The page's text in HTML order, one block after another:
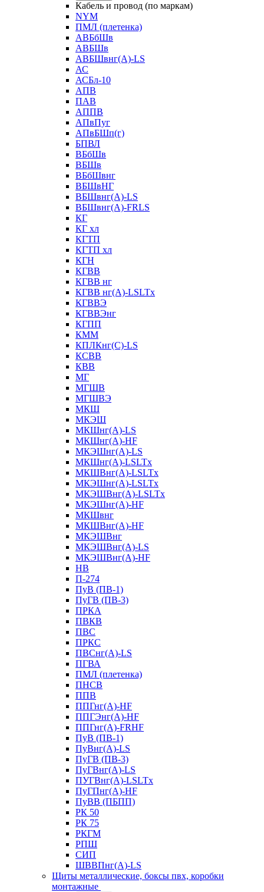
Кабель и провод (по маркам)
NYM
ПМЛ (плетенка)
АВБбШв
АВБШв
АВБШвнг(А)-LS
АС
АСБл-10
АПВ
ПАВ
АППВ
АПвПуг
АПвБШп(г)
БПВЛ
ВБбШв
ВБШв
ВБбШвнг
ВБШвНГ
ВБШвнг(А)-LS
ВБШвнг(А)-FRLS
КГ
КГ хл
КГТП
КГТП хл
КГН
КГВВ
КГВВ нг
КГВВ нг(А)-LSLTx
КГВВЭ
КГВВЭнг
КГПП
КММ
КПЛКнг(C)-LS
КСВВ
КВВ
МГ
МГШВ
МГШВЭ
МКШ
МКЭШ
МКШнг(А)-LS
МКШнг(А)-HF
МКЭШнг(А)-LS
МКШнг(А)-LSLTx
МКШВнг(A)-LSLTx
МКЭШнг(А)-LSLTx
МКЭШВнг(A)-LSLTx
МКЭШнг(А)-HF
МКШвнг
МКШВнг(А)-HF
МКЭШВнг
МКЭШВнг(А)-LS
МКЭШВнг(А)-HF
НВ
П-274
ПуВ (ПВ-1)
ПуГВ (ПВ-3)
ПРКА
ПВКВ
ПВС
ПРКС
ПВСнг(А)-LS
ПГВА
ПМЛ (плетенка)
ПНСВ
ППВ
ППГнг(А)-HF
ППГЭнг(А)-HF
ППГнг(А)-FRHF
ПуВ (ПВ-1)
ПуВнг(А)-LS
ПуГВ (ПВ-3)
ПуГВнг(А)-LS
ПУГВнг(А)-LSLTx
ПуГПнг(А)-HF
ПуВВ (ПБПП)
РК 50
РК 75
РКГМ
РПШ
СИП
ШВВПнг(А)-LS
Щиты металлические, боксы пвх, коробки
монтажные